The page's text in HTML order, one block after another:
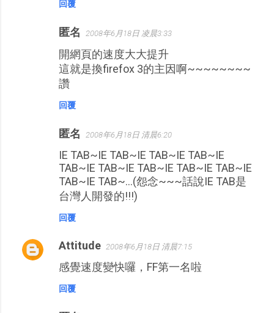
回覆
匿名 2008年6月18日 凌晨3:33
開網頁的速度大大提升
這就是換firefox 3的主因啊~~~~~~~~
讚
回覆
匿名 2008年6月18日 清晨6:20
IE TAB~IE TAB~IE TAB~IE TAB~IE
TAB~IE TAB~IE TAB~IE TAB~IE TAB~IE
TAB~IE TAB~...(怨念~~~話說IE TAB是
台灣人開發的!!!)
回覆
Attitude 2008年6月18日 清晨7:15
感覺速度變快囉，FF第一名啦
回覆